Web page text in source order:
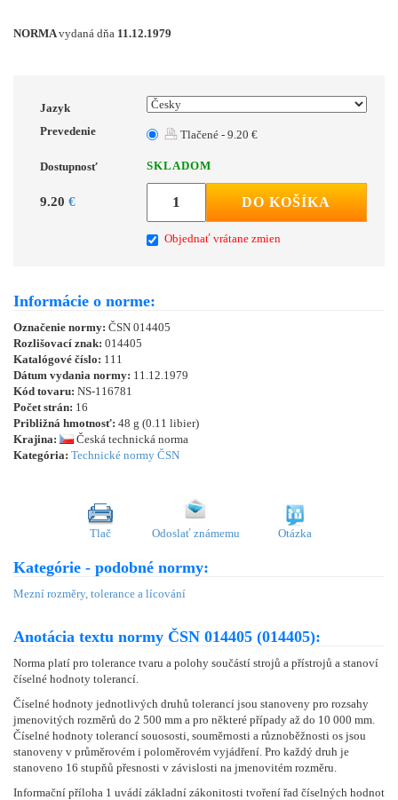
NORMAvydaná dňa 11.12.1979
Jazyk
Prevedenie
Tlačené - 9.20 €
Dostupnosť SKLADOM
9.20 € DO KOŠÍKA
Objednať vrátane zmien
Informácie o norme:
Označenie normy: ČSN 014405
Rozlišovací znak: 014405
Katalógové číslo: 111
Dátum vydania normy: 11.12.1979
Kód tovaru: NS-116781
Počet strán: 16
Približná hmotnosť: 48 g (0.11 libier)
Krajina:
Česká technická norma
Kategória: Technické normy ČSN
Tlač Odoslať známemu Otázka
Kategórie - podobné normy:
Mezní rozměry, tolerance a lícování
Anotácia textu normy ČSN 014405 (014405):
Norma platí pro tolerance tvaru a polohy součástí strojů a přístrojů a stanoví
číselné hodnoty tolerancí.
Číselné hodnoty jednotlivých druhů tolerancí jsou stanoveny pro rozsahy
jmenovitých rozměrů do 2 500 mm a pro některé případy až do 10 000 mm.
Číselné hodnoty tolerancí souososti, souměrnosti a různoběžnosti os jsou
stanoveny v průměrovém i poloměrovém vyjádření. Pro každý druh je
stanoveno 16 stupňů přesnosti v závislosti na jmenovitém rozměru.
Informační příloha 1 uvádí základní zákonitosti tvoření řad číselných hodnot